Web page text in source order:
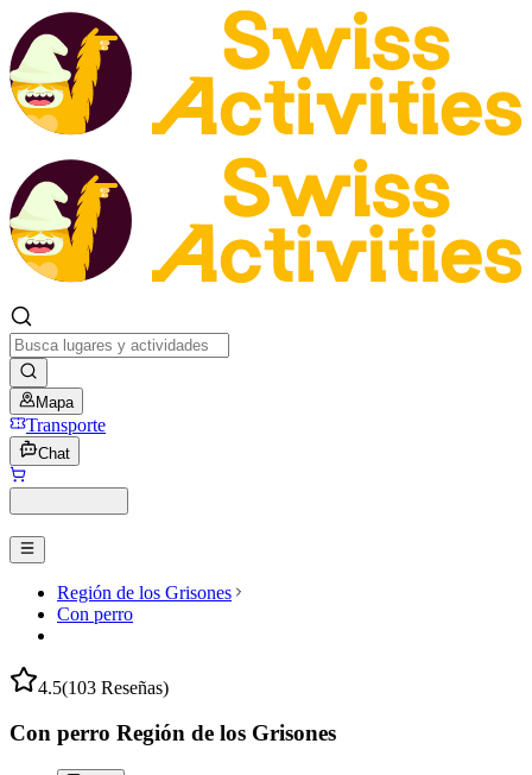
Mapa
Transporte
Chat
Región de los Grisones
Con perro
4.5(103 Reseñas)
Con perro Región de los Grisones